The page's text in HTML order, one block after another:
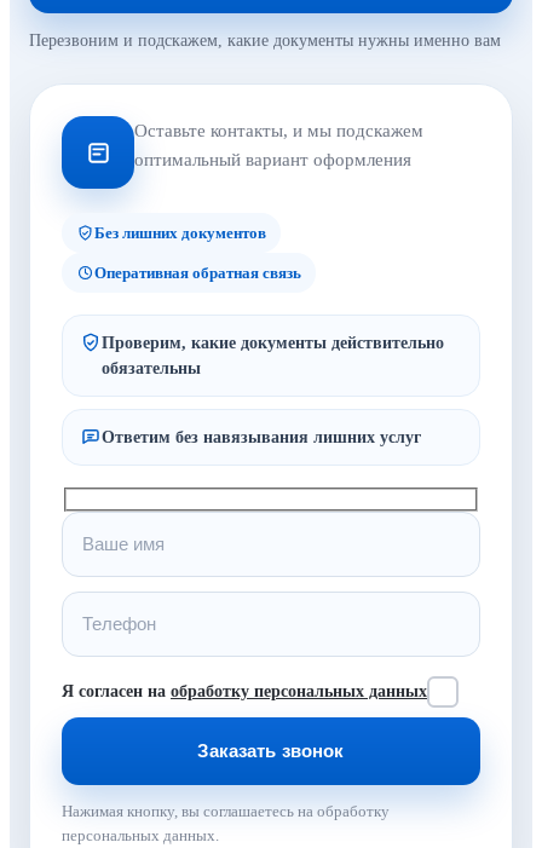
Перезвоним и подскажем, какие документы нужны именно вам
Оставьте контакты, и мы подскажем
оптимальный вариант оформления
Без лишних документов
Оперативная обратная связь
Проверим, какие документы действительно
обязательны
Ответим без навязывания лишних услуг
Я согласен на обработку персональных данных
Нажимая кнопку, вы соглашаетесь на обработку
персональных данных.